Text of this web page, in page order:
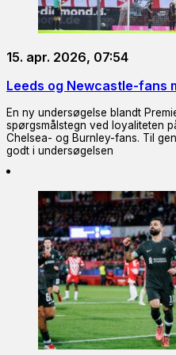
15. apr. 2026, 07:54
Leeds og Newcastle-fans
En ny undersøgelse blandt
spørgsmålstegn ved loyaliteten
Chelsea- og Burnley-fans. Til
godt i undersøgelsen